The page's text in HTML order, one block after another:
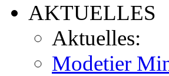
AKTUELLES
Aktuelles:
Modetier